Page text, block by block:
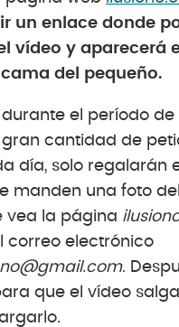
un enlace donde
vídeo y aparecerá
cama del pequeño.
durante el período
cantidad de
día, solo regalarán
manden una foto
vea la página
correo electrónico
.
que el vídeo